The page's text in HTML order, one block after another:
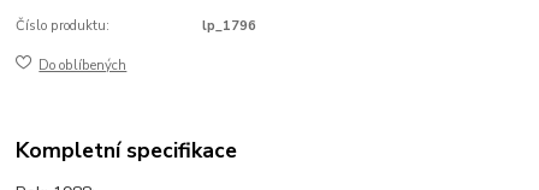
Číslo produktu: lp_1796
Do oblíbených
Kompletní specifikace